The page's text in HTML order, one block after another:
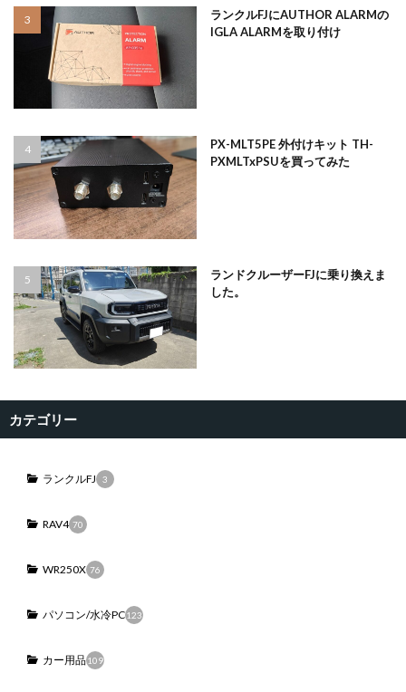
ランクルFJにAUTHOR ALARMの
IGLA ALARMを取り付け
PX-MLT5PE 外付けキット TH-
PXMLTxPSUを買ってみた
ランドクルーザーFJに乗り換えま
した。
カテゴリー
ランクルFJ 3
RAV4 70
WR250X 76
パソコン/水冷PC123
カー用品109